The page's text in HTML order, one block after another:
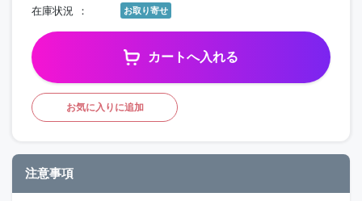
在庫状況 お取り寄せ
カートへ入れる
お気に入りに追加
注意事項